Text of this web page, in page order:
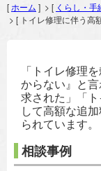
[ ホーム ] > [ くらし・手
> [ トイレ修理に伴う高
「トイレ修理
からない』と
求された」「
して高額な追
られています。
相談事例